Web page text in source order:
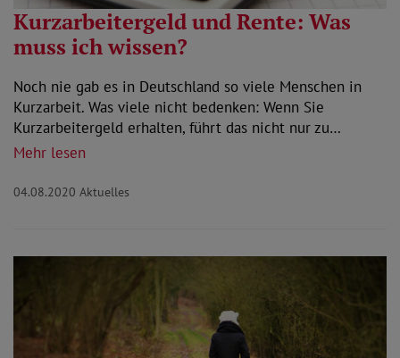
Kurzarbeitergeld und Rente: Was
muss ich wissen?
Noch nie gab es in Deutschland so viele Menschen in
Kurzarbeit. Was viele nicht bedenken: Wenn Sie
Kurzarbeitergeld erhalten, führt das nicht nur zu…
Mehr lesen
04.08.2020 Aktuelles